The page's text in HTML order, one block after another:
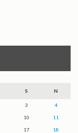
S N
3 4
10 11
17 18